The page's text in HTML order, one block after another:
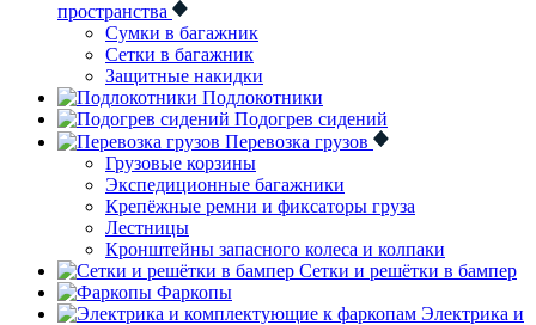
пространства
Сумки в багажник
Сетки в багажник
Защитные накидки
Подлокотники
Подогрев сидений
Перевозка грузов
Грузовые корзины
Экспедиционные багажники
Крепёжные ремни и фиксаторы груза
Лестницы
Кронштейны запасного колеса и колпаки
Сетки и решётки в бампер
Фаркопы
Электрика и